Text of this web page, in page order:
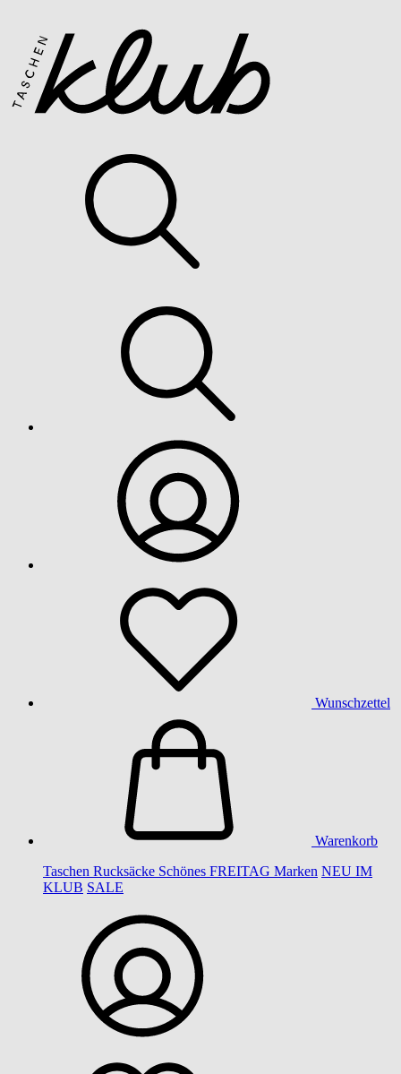
Wunschzettel
Warenkorb
Taschen Rucksäcke Schönes FREITAG Marken NEU IM
KLUB SALE